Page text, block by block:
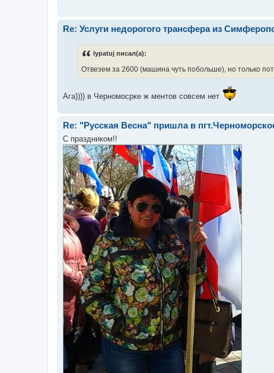
Re: Услуги недорогого трансфера из
lypatuj писал(а):
Отвезем за 2600 (машина чуть побольше), но только
Ага)))) в Черномосрке ж ментов совсем нет
Re: "Русская Весна" пришла в
С праздником!!